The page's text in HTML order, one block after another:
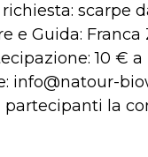
scarpe
e Guida: Franca
10 € a
info@natour-
partecipanti la